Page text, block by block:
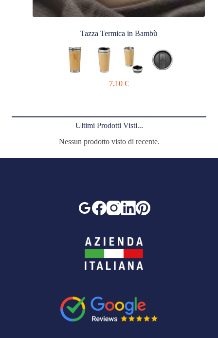
Tazza Termica in Bambù
7,10 €
Ultimi Prodotti Visti...
Nessun prodotto visto di recente.